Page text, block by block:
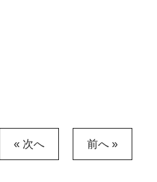
« 次へ 前へ »